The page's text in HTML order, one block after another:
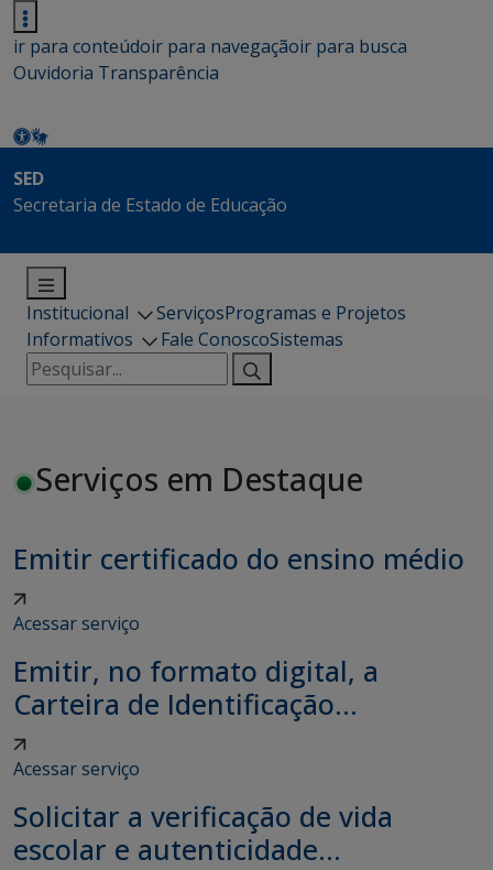
ir para conteúdoir para navegaçãoir para busca
Ouvidoria Transparência
SED
Secretaria de Estado de Educação
Institucional ServiçosProgramas e Projetos
Informativos
Fale ConoscoSistemas
Pesquisar
por:
Serviços em Destaque
Emitir certificado do ensino médio
Acessar serviço
Emitir, no formato digital, a
Carteira de Identificação...
Acessar serviço
Solicitar a verificação de vida
escolar e autenticidade...